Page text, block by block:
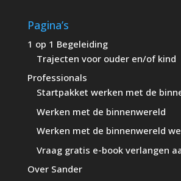
Pagina’s
1 op 1 Begeleiding
Trajecten voor ouder en/of kind
Professionals
Startpakket werken met de
Werken met de binnenwereld
Werken met de binnenwereld
Vraag gratis e-book verlangen
Over Sander